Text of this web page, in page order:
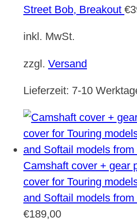
Street Bob, Breakout €
inkl. MwSt.
zzgl. Versand
Lieferzeit: 7-10
Camshaft cover + gear
cover for Touring
and Softail models from
€189,00